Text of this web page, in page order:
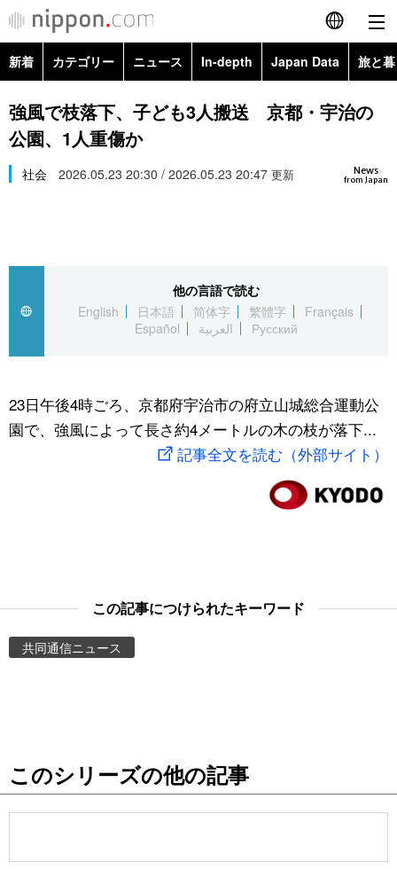
English
简体字
Русский
カテゴリー
経済・ビジネス
国際
文化
トップ
アーカイブ
In-depth
Japan Data
動画/Live
お知らせ
新着 カテゴリー ニュース In-depth Japan Data 旅と
政治・外交
経済・ビジネス
スポーツ・東京2020
Topics
強風で枝落下、子ども3人搬送 京都・宇治の
公園、1人重傷か
News
from Japan
社会 2026.05.23 20:30 / 2026.05.23 20:47 更新
他の言語で読む
English
日本語 简体字 繁體字
Français
Español
العربية Русский
23日午後4時ごろ、京都府宇治市の府立山城総合運動公
園で、強風によって長さ約4メートルの木の枝が落下...
記事全文を読む（外部サイト）
この記事につけられたキーワード
共同通信ニュース
このシリーズの他の記事